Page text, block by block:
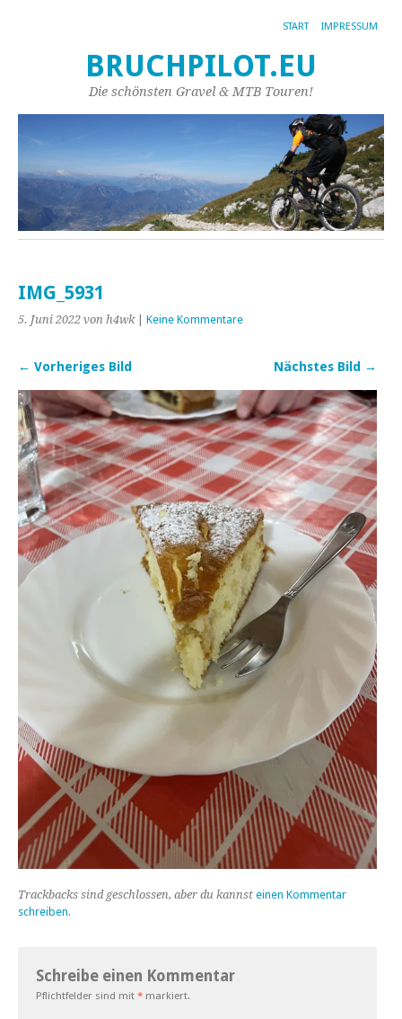
START IMPRESSUM
BRUCHPILOT.EU
Die schönsten Gravel & MTB Touren!
IMG_5931
5. Juni 2022 von h4wk| Keine Kommentare
← Vorheriges Bild Nächstes Bild →
Trackbacks sind geschlossen, aber du kannst einen Kommentar
schreiben.
Schreibe einen Kommentar
Pflichtfelder sind mit * markiert.